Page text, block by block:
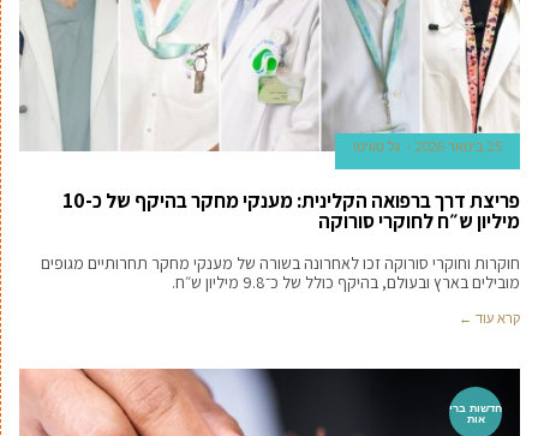
25 בינואר 2026 גל טוויטו
פריצת דרך ברפואה הקלינית: מענקי מחקר בהיקף של כ-10
מיליון ש״ח לחוקרי סורוקה
חוקרות וחוקרי סורוקה זכו לאחרונה בשורה של מענקי מחקר תחרותיים מגופים
מובילים בארץ ובעולם, בהיקף כולל של כ־9.8 מיליון ש״ח.
קרא עוד ←
חדשות ברי
אות